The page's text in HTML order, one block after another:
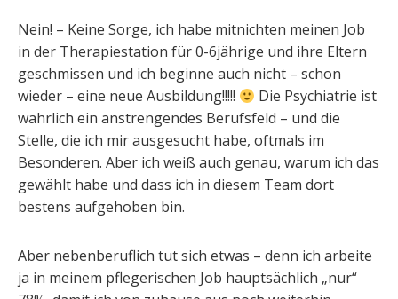
Nein! – Keine Sorge, ich habe mitnichten meinen Job
in der Therapiestation für 0-6jährige und ihre Eltern
geschmissen und ich beginne auch nicht – schon
wieder – eine neue Ausbildung!!!!!
Die Psychiatrie ist
wahrlich ein anstrengendes Berufsfeld – und die
Stelle, die ich mir ausgesucht habe, oftmals im
Besonderen. Aber ich weiß auch genau, warum ich das
gewählt habe und dass ich in diesem Team dort
bestens aufgehoben bin.
Aber nebenberuflich tut sich etwas – denn ich arbeite
ja in meinem pflegerischen Job hauptsächlich „nur“